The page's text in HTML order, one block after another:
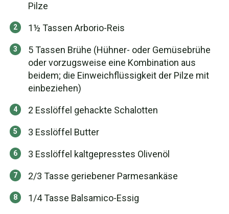
Pilze
1½ Tassen Arborio-Reis
5 Tassen Brühe (Hühner- oder Gemüsebrühe
oder vorzugsweise eine Kombination aus
beidem; die Einweichflüssigkeit der Pilze mit
einbeziehen)
2 Esslöffel gehackte Schalotten
3 Esslöffel Butter
3 Esslöffel kaltgepresstes Olivenöl
2/3 Tasse geriebener Parmesankäse
1/4 Tasse Balsamico-Essig